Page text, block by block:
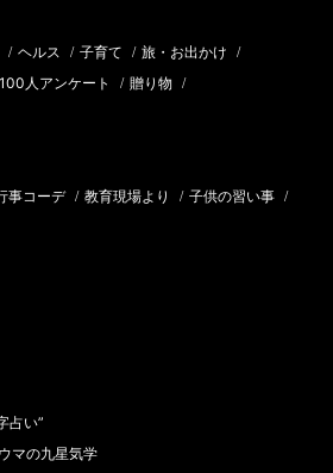
/ ヘルス / 子育て / 旅・お出かけ /
100人アンケート / 贈り物 /
事コーデ / 教育現場より / 子供の習い事 /
占い”
マの九星気学